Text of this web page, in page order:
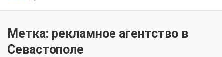
Метка: рекламное агентство в
Севастополе